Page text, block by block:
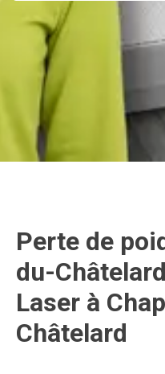
Perte de
du-
Laser à
Châtelard